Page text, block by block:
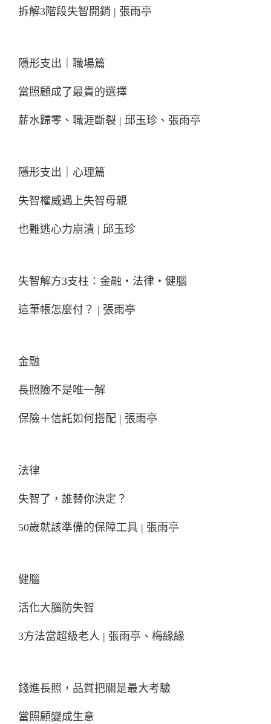
拆解3階段失智開銷 | 張雨亭
隱形支出｜職場篇
當照顧成了最貴的選擇
薪水歸零、職涯斷裂 | 邱玉珍、張雨亭
隱形支出｜心理篇
失智權威遇上失智母親
也難逃心力崩潰 | 邱玉珍
失智解方3支柱：金融‧法律‧健腦
這筆帳怎麼付？ | 張雨亭
金融
長照險不是唯一解
保險＋信託如何搭配 | 張雨亭
法律
失智了，誰替你決定？
50歲就該準備的保障工具 | 張雨亭
健腦
活化大腦防失智
3方法當超級老人 | 張雨亭、梅緣緣
錢進長照，品質把關是最大考驗
當照顧變成生意